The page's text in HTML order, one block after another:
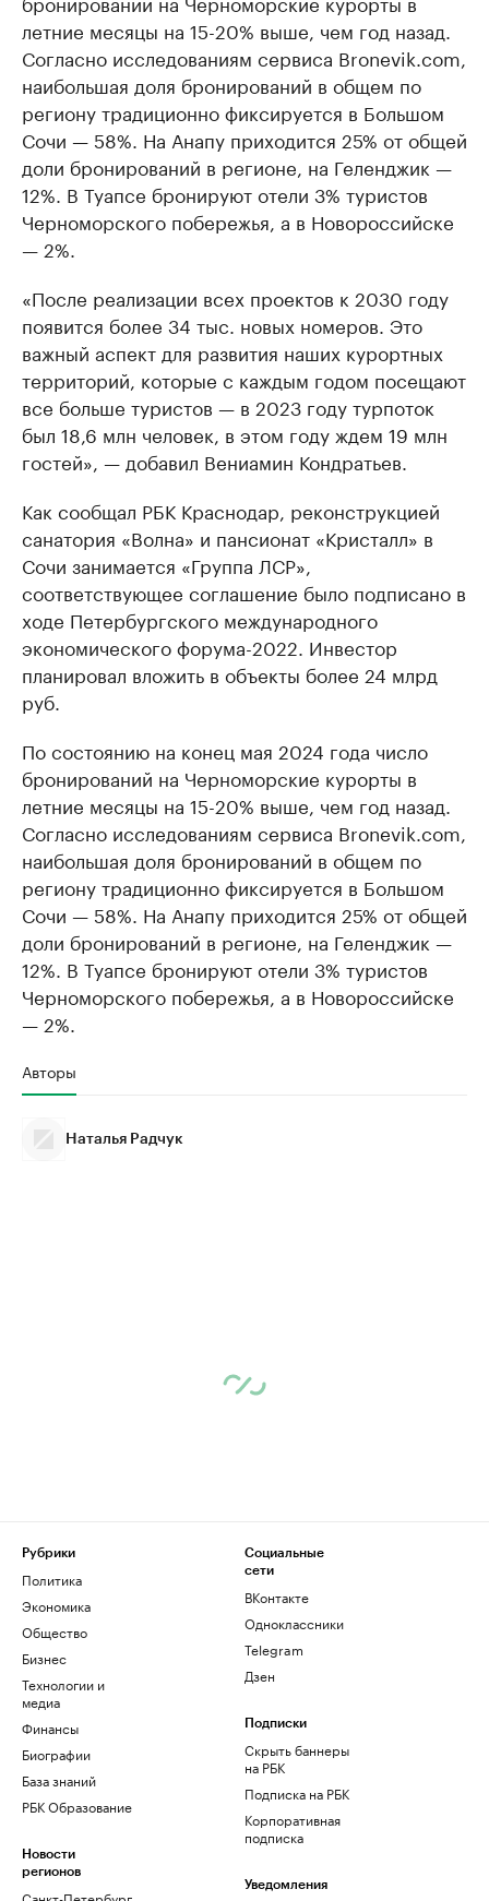
летние месяцы на 15-20% выше, чем год назад.
Согласно исследованиям сервиса Bronevik.com,
наибольшая доля бронирований в общем по
региону традиционно фиксируется в Большом
Сочи — 58%. На Анапу приходится 25% от общей
доли бронирований в регионе, на Геленджик —
12%. В Туапсе бронируют отели 3% туристов
Черноморского побережья, а в Новороссийске
— 2%.
«После реализации всех проектов к 2030 году
появится более 34 тыс. новых номеров. Это
важный аспект для развития наших курортных
территорий, которые с каждым годом посещают
все больше туристов — в 2023 году турпоток
был 18,6 млн человек, в этом году ждем 19 млн
гостей», — добавил Вениамин Кондратьев.
Как сообщал РБК Краснодар, реконструкцией
санатория «Волна» и пансионат «Кристалл» в
Сочи занимается «Группа ЛСР»,
соответствующее соглашение было подписано в
ходе Петербургского международного
экономического форума-2022. Инвестор
планировал вложить в объекты более 24 млрд
руб.
По состоянию на конец мая 2024 года число
бронирований на Черноморские курорты в
летние месяцы на 15-20% выше, чем год назад.
Согласно исследованиям сервиса Bronevik.com,
наибольшая доля бронирований в общем по
региону традиционно фиксируется в Большом
Сочи — 58%. На Анапу приходится 25% от общей
доли бронирований в регионе, на Геленджик —
12%. В Туапсе бронируют отели 3% туристов
Черноморского побережья, а в Новороссийске
— 2%.
Авторы
Наталья Радчук
Рубрики
Политика
Экономика
Общество
Бизнес
Технологии и
медиа
Финансы
Биографии
База знаний
РБК Образование
Новости
регионов
Социальные
сети
ВКонтакте
Одноклассники
Telegram
Дзен
Подписки
Скрыть баннеры
на РБК
Подписка на РБК
Корпоративная
подписка
Уведомления